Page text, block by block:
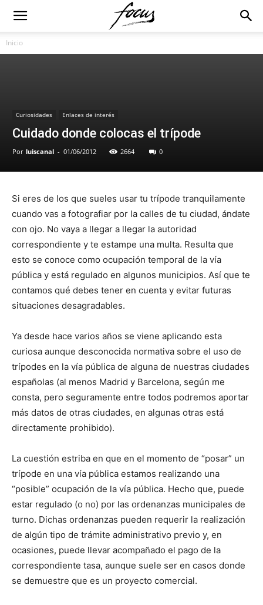
Inicio
Curiosidades Enlaces de interés
Cuidado donde colocas el trípode
Por luiscanal - 01/06/2012 2664 0
Si eres de los que sueles usar tu trípode tranquilamente
cuando vas a fotografiar por la calles de tu ciudad, ándate
con ojo. No vaya a llegar a llegar la autoridad
correspondiente y te estampe una multa. Resulta que
esto se conoce como ocupación temporal de la vía
pública y está regulado en algunos municipios. Así que te
contamos qué debes tener en cuenta y evitar futuras
situaciones desagradables.
Ya desde hace varios años se viene aplicando esta
curiosa aunque desconocida normativa sobre el uso de
trípodes en la vía pública de alguna de nuestras ciudades
españolas (al menos Madrid y Barcelona, según me
consta, pero seguramente entre todos podremos aportar
más datos de otras ciudades, en algunas otras está
directamente prohibido).
La cuestión estriba en que en el momento de “posar” un
trípode en una vía pública estamos realizando una
“posible” ocupación de la vía pública. Hecho que, puede
estar regulado (o no) por las ordenanzas municipales de
turno. Dichas ordenanzas pueden requerir la realización
de algún tipo de trámite administrativo previo y, en
ocasiones, puede llevar acompañado el pago de la
correspondiente tasa, aunque suele ser en casos donde
se demuestre que es un proyecto comercial.